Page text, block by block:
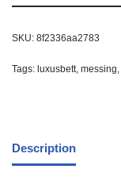
SKU: 8f2336aa2783
Tags: luxusbett, messing,
Description